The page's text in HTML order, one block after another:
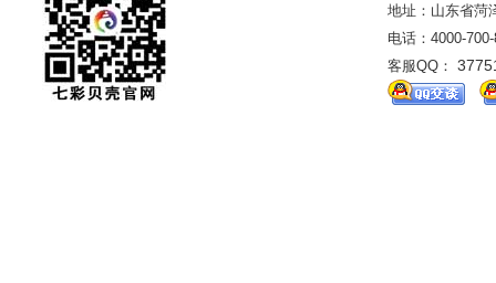
地址：山东省菏
电话：4000-
客服QQ：